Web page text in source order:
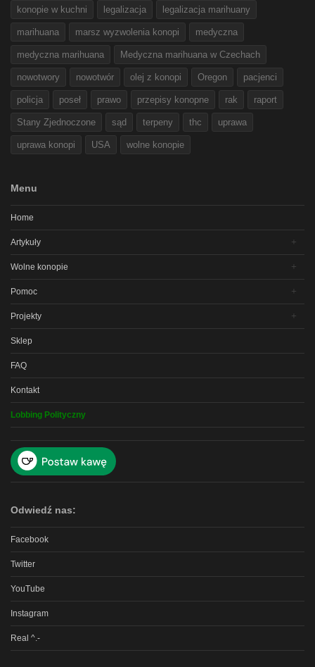
konopie w kuchni legalizacja legalizacja marihuany
marihuana marsz wyzwolenia konopi medyczna
medyczna marihuana Medyczna marihuana w Czechach
nowotwory nowotwór olej z konopi Oregon pacjenci
policja poseł prawo przepisy konopne rak raport
Stany Zjednoczone sąd terpeny thc uprawa
uprawa konopi USA wolne konopie
Menu
Home
Artykuły
Wolne konopie
Pomoc
Projekty
Sklep
FAQ
Kontakt
Lobbing Polityczny
Odwiedź nas:
Facebook
Twitter
YouTube
Instagram
Real ^.-